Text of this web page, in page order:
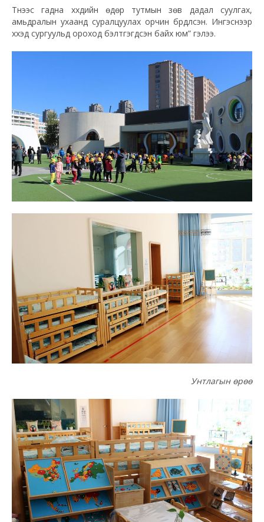
Түүнээс гадна хүүхдийн өдөр тутмын зөв дадал суулгах,
амьдралын ухаанд суралцуулах орчин бүрдүүлсэн. Ингэснээр
хүүхэд сургуульд ороход бэлтгэгдсэн байх юм” гэлээ.
Унтлагын өрөө